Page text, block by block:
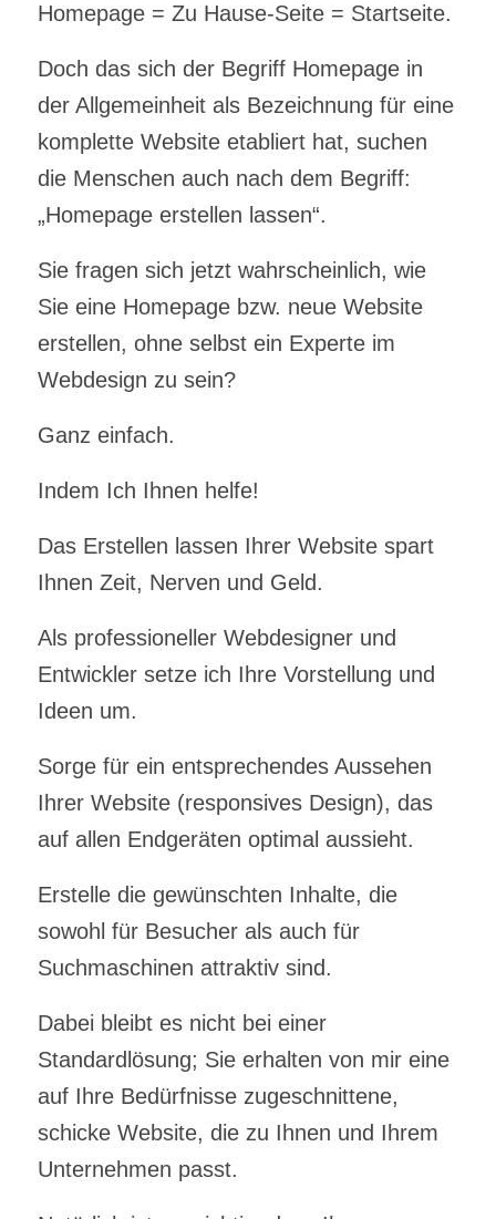
Homepage = Zu Hause-Seite = Startseite.
Doch das sich der Begriff Homepage in
der Allgemeinheit als Bezeichnung für eine
komplette Website etabliert hat, suchen
die Menschen auch nach dem Begriff:
„Homepage erstellen lassen“.
Sie fragen sich jetzt wahrscheinlich, wie
Sie eine Homepage bzw. neue Website
erstellen, ohne selbst ein Experte im
Webdesign zu sein?
Ganz einfach.
Indem Ich Ihnen helfe!
Das Erstellen lassen Ihrer Website spart
Ihnen Zeit, Nerven und Geld.
Als professioneller Webdesigner und
Entwickler setze ich Ihre Vorstellung und
Ideen um.
Sorge für ein entsprechendes Aussehen
Ihrer Website (responsives Design), das
auf allen Endgeräten optimal aussieht.
Erstelle die gewünschten Inhalte, die
sowohl für Besucher als auch für
Suchmaschinen attraktiv sind.
Dabei bleibt es nicht bei einer
Standardlösung; Sie erhalten von mir eine
auf Ihre Bedürfnisse zugeschnittene,
schicke Website, die zu Ihnen und Ihrem
Unternehmen passt.